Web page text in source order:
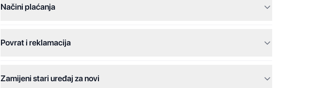
Načini plaćanja
Jednokratna plaćanja:
Dodatne opcije:
Povrat i reklamacija
Zamijeni stari uređaj za novi